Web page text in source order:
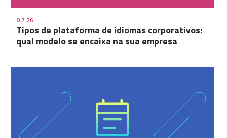
8.7.26
Tipos de plataforma de idiomas corporativos:
qual modelo se encaixa na sua empresa